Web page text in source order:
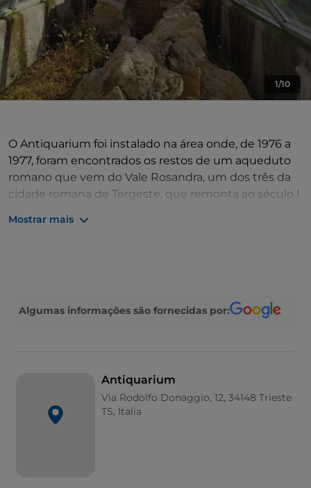
1/10
O Antiquarium foi instalado na área onde, de 1976 a
1977, foram encontrados os restos de um aqueduto
romano que vem do Vale Rosandra, um dos três da
cidade romana de Tergeste, que remonta ao século I
encontrado após a pesquisa. Ao longo do curso do
Mostrar mais
Algumas informações são fornecidas por:
Antiquarium
Via Rodolfo Donaggio, 12, 34148 Trieste
TS, Italia